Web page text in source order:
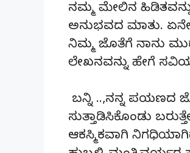
ನಮ್ಮ ಮೇಲಿನ ಹಿಡಿತವನ್ನು
ಅನುಭವದ ಮಾತು.
ನಿಮ್ಮ ಜೊತೆಗೆ ನಾನು
ಲೇಖನವನ್ನು ಹೇಗೆ
ಬನ್ನಿ ..,ನನ್ನ ಪಯಣದ
ಸುತ್ತಾಡಿಸಿಕೊಂಡು
ಆಕಸ್ಮಿಕವಾಗಿ